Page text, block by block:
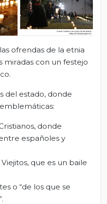
ofrendas de la etnia
miradas con un festejo
del estado, donde
donde
españoles y
que es un baile
o “de los que se